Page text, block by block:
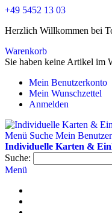
+49 5452 13 03
Herzlich Willkommen bei
Warenkorb
Sie haben keine Artikel im
Mein Benutzerkonto
Mein Wunschzettel
Anmelden
Menü Suche Mein
Individuelle Karten &
Suche:
Menü